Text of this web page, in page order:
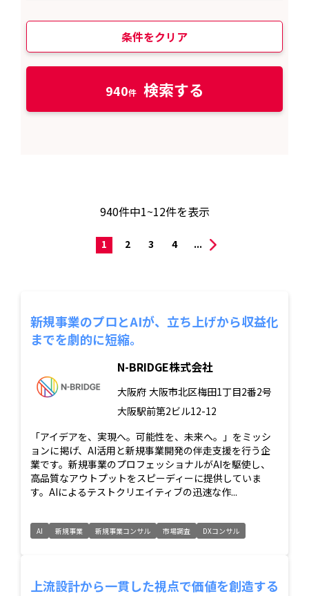
条件をクリア
940 検索する
940件中1~12件を表示
1 2 3 4 ...
新規事業のプロとAIが、立ち上げから収益化
までを劇的に短縮。
N-BRIDGE株式会社
大阪府 大阪市北区梅田1丁目2番2号
大阪駅前第2ビル12-12
「アイデアを、実現へ。可能性を、未来へ。」をミッシ
ョンに掲げ、AI活用と新規事業開発の伴走支援を行う企
業です。新規事業のプロフェッショナルがAIを駆使し、
高品質なアウトプットをスピーディーに提供していま
す。AIによるテストクリエイティブの迅速な作...
AI 新規事業 新規事業コンサル 市場調査 DXコンサル
上流設計から一貫した視点で価値を創造する